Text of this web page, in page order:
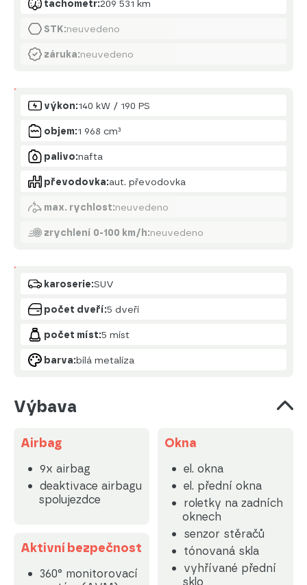
tachometr:209 531 km
STK:neuvedeno
záruka:neuvedeno
Motor
výkon:140 kW / 190 PS
objem:1 968 cm³
palivo:nafta
převodovka:aut. převodovka
max. rychlost:neuvedeno
zrychlení 0-100 km/h:neuvedeno
Karoserie
karoserie:SUV
počet dveří:5 dveří
počet míst:5 míst
barva:bílá metalíza
Výbava
Airbag
9x airbag
deaktivace airbagu
spolujezdce
Aktivní bezpečnost
360° monitorovací
Okna
el. okna
el. přední okna
roletky na zadních
oknech
senzor stěračů
tónovaná skla
vyhřívané přední
sklo